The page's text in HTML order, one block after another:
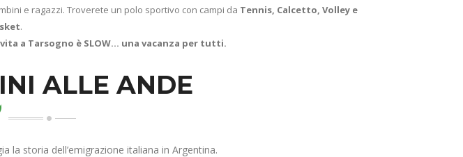
e ragazzi. Troverete un polo sportivo con campi da Tennis, Calcetto, Volley e
.
vita a Tarsogno è SLOW... una vacanza per tutti.
ALLE ANDE
la storia dell’emigrazione italiana in Argentina.